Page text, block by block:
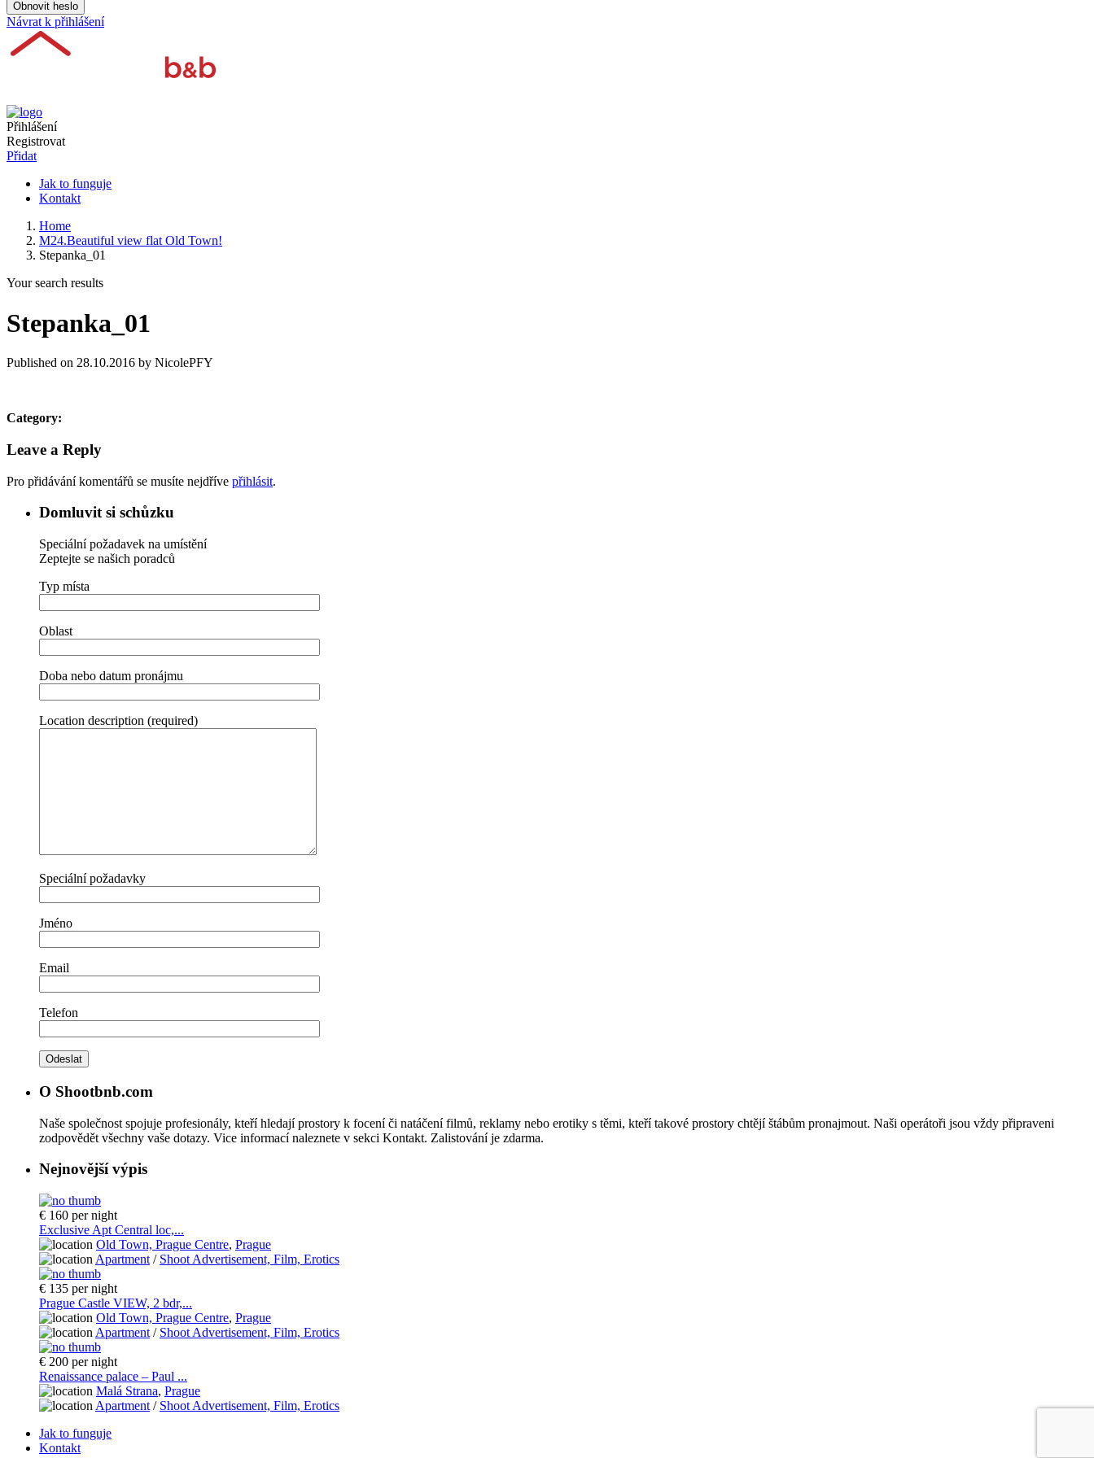
Obnovit heslo
Návrat k přihlášení
Přihlášení
Registrovat
Přidat
Jak to funguje
Kontakt
Home
M24.Beautiful view flat Old Town!
Stepanka_01
Your search results
Stepanka_01
Published on 28.10.2016 by NicolePFY
Category:
Leave a Reply
Pro přidávání komentářů se musíte nejdříve přihlásit.
Domluvit si schůzku
Speciální požadavek na umístění
Zeptejte se našich poradců
Typ místa
Oblast
Doba nebo datum pronájmu
Location description (required)
Speciální požadavky
Jméno
Email
Telefon
O Shootbnb.com
Naše společnost spojuje profesionály, kteří hledají prostory k focení či natáčení filmů, reklamy nebo erotiky s těmi, kteří takové prostory chtějí štábům pronajmout. Naši operátoři jsou vždy připraveni
zodpovědět všechny vaše dotazy. Vice informací naleznete v sekci Kontakt. Zalistování je zdarma.
Nejnovější výpis
€ 160 per night
Exclusive Apt Central loc,...
Old Town, Prague Centre, Prague
Apartment / Shoot Advertisement, Film, Erotics
€ 135 per night
Prague Castle VIEW, 2 bdr,...
Old Town, Prague Centre, Prague
Apartment / Shoot Advertisement, Film, Erotics
€ 200 per night
Renaissance palace – Paul ...
Malá Strana, Prague
Apartment / Shoot Advertisement, Film, Erotics
Jak to funguje
Kontakt